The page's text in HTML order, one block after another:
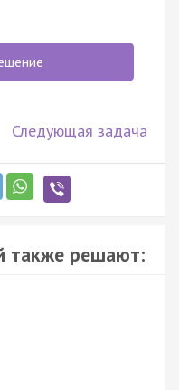
Следующая задача
также решают: